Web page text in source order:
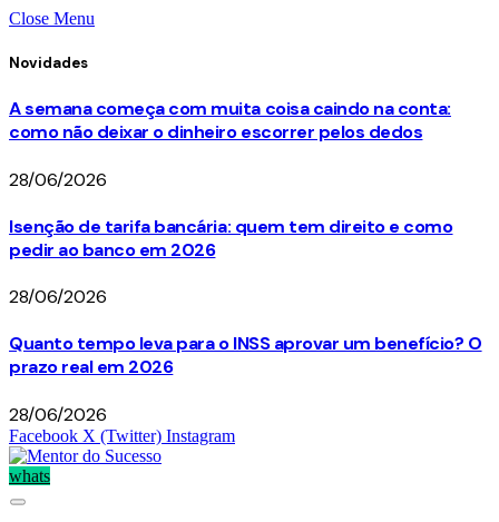
Close Menu
Novidades
A semana começa com muita coisa caindo na conta:
como não deixar o dinheiro escorrer pelos dedos
28/06/2026
Isenção de tarifa bancária: quem tem direito e como
pedir ao banco em 2026
28/06/2026
Quanto tempo leva para o INSS aprovar um benefício? O
prazo real em 2026
28/06/2026
Facebook X (Twitter) Instagram
whats